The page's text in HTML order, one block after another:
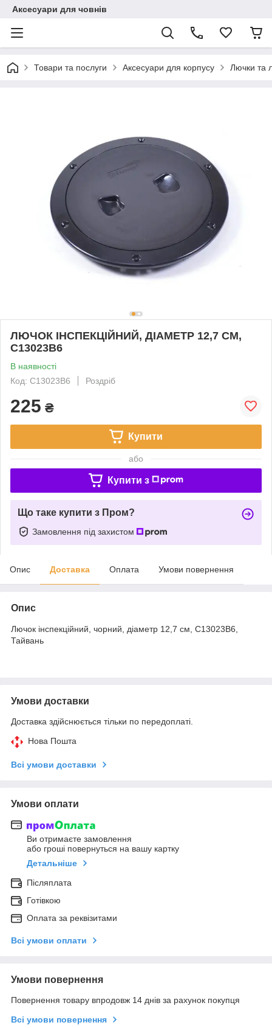
Аксесуари для човнів
Товари та послуги Аксесуари для корпусу Лючки та
ЛЮЧОК ІНСПЕКЦІЙНИЙ, ДІАМЕТР 12,7 СМ,
C13023B6
В наявності
Код: C13023B6
Роздріб
225 ₴
Купити
або
Купити з
Що таке купити з Пром?
Замовлення під захистом
Опис Доставка Оплата Умови повернення
Опис
Лючок інспекційний, чорний, діаметр 12,7 см, C13023B6,
Тайвань
Умови доставки
Доставка здійснюється тільки по передоплаті.
Нова Пошта
Всі умови доставки
Умови оплати
Ви отримаєте замовлення
або гроші повернуться на вашу картку
Детальніше
Післяплата
Готівкою
Оплата за реквізитами
Всі умови оплати
Умови повернення
Повернення товару впродовж 14 днів за рахунок покупця
Всі умови повернення